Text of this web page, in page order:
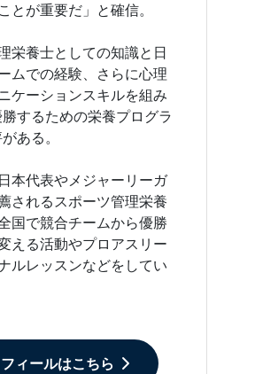
とが重要だ」と確信。
栄養士としての知識と日
ムでの経験、さらに心理
ケーションスキルを組み
するための栄養プログラ
ある。
本代表やメジャーリーガ
されるスポーツ管理栄養
国で競合チームから優勝
える活動やプロアスリー
ルレッスンなどをしてい
ィールはこちら